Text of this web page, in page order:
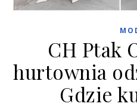
CH Ptak
hurtownia
Gdzie